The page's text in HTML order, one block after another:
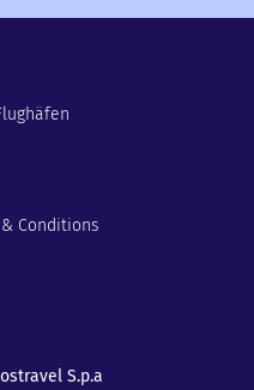
Conditions
S.p.a